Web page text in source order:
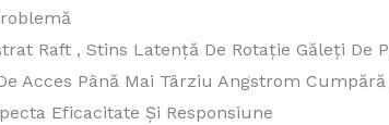
Raft , Stins Latență De Rotație Găleți De
Acces Până Mai Târziu Angstrom
Eficacitate Și Responsiune